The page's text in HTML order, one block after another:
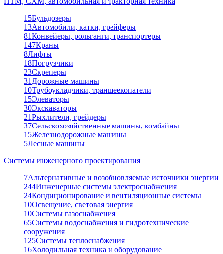
15Бульдозеры
13Автомобили, катки, грейферы
81Конвейеры, рольганги, транспортеры
147Краны
8Лифты
18Погрузчики
23Скреперы
31 Дорожные машины
10Трубоукладчики, траншеекопатели
15Элеваторы
30Экскаваторы
21Рыхлители, грейдеры
37Сельскохозяйственные машины, комбайны
15Железнодорожные машины
5Лесные машины
Системы инженерного проектирования
7Альтернативные и возобновляемые источники энергии
244Инженерные системы электроснабжения
24Кондиционирование и вентиляционные системы
10Освещение, световая энергия
10Системы газоснабжения
65Системы водоснабжения и гидротехнические
сооружения
125Системы теплоснабжения
16Холодильная техника и оборудование